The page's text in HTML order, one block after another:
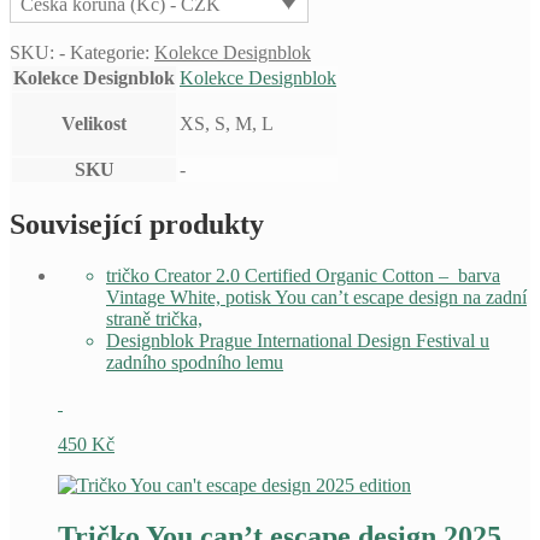
ZÁDECH
SKU: - Kategorie: Kolekce Designblok
Kolekce Designblok Kolekce Designblok
Velikost XS, S, M, L
SKU -
Související produkty
tričko Creator 2.0 Certified Organic Cotton – barva
Vintage White, potisk You can’t escape design na zadní
straně trička,
Designblok Prague International Design Festival u
zadního spodního lemu
450 Kč